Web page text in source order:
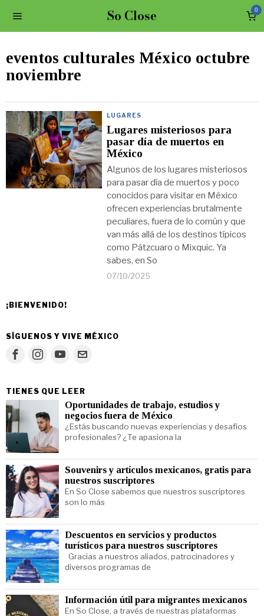
So Close 0
eventos culturales México octubre
noviembre
LUGARES
Lugares misteriosos para
pasar día de muertos en
México
Algunos de los lugares misteriosos
para pasar día de muertos y poco
conocidos para visitar en México
ofrecen experiencias brutalmente
peculiares, fuera de lo común y que
van más allá de los destinos típicos
como Pátzcuaro o Mixquic. Ya
sabes, en So
07/10/2025
¡BIENVENIDO!
SÍGUENOS Y VIVE MÉXICO
TIENES QUE LEER
Oportunidades de trabajo, estudios y
negocios fuera de México
¿Estás buscando nuevas experiencias y desafíos
profesionales? ¿Te apasiona la
Souvenirs y artículos mexicanos, gratis para
nuestros suscriptores
En So Close sabemos que nuestros suscriptores
son lo más
Descuentos en servicios y productos
turísticos para nuestros suscriptores
Gracias a nuestros aliados, patrocinadores y
diversos programas de
Información útil para migrantes mexicanos
En So Close, a través de nuestras plataformas